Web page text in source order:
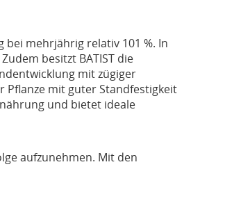
mehrjährig relativ 101 %. In
besitzt BATIST die
mit zügiger
Pflanze mit guter Standfestigkeit
und bietet ideale
aufzunehmen. Mit den